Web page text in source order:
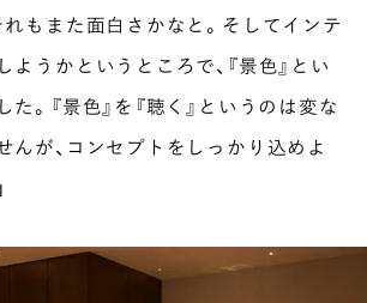
れもまた面白さかなと。そしてインテ
ようかというところで、『景色』とい
。『景色』を『聴く』というのは変な
んが、コンセプトをしっかり込めよ